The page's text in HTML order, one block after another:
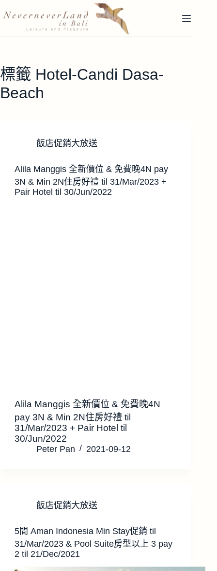
至
容
標籤 Hotel-Candi Dasa-
Beach
飯店促銷大放送
Alila Manggis 全新價位 & 免費晚4N pay
3N & Min 2N住房好禮 til 31/Mar/2023 +
Pair Hotel til 30/Jun/2022
Alila Manggis 全新價位 & 免費晚4N
pay 3N & Min 2N住房好禮 til
31/Mar/2023 + Pair Hotel til
30/Jun/2022
Peter Pan 2021-09-12
飯店促銷大放送
5間 Aman Indonesia Min Stay促銷 til
31/Mar/2023 & Pool Suite房型以上 3 pay
2 til 21/Dec/2021